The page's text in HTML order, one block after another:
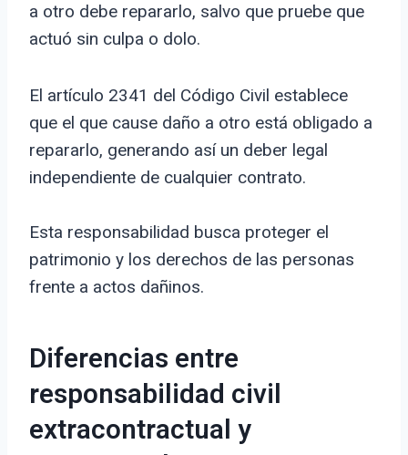
a otro debe repararlo, salvo que pruebe que
actuó sin culpa o dolo.
El artículo 2341 del Código Civil establece
que el que cause daño a otro está obligado a
repararlo, generando así un deber legal
independiente de cualquier contrato.
Esta responsabilidad busca proteger el
patrimonio y los derechos de las personas
frente a actos dañinos.
Diferencias entre
responsabilidad civil
extracontractual y